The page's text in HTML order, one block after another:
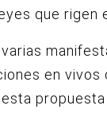
que rigen
en vivos
propuesta